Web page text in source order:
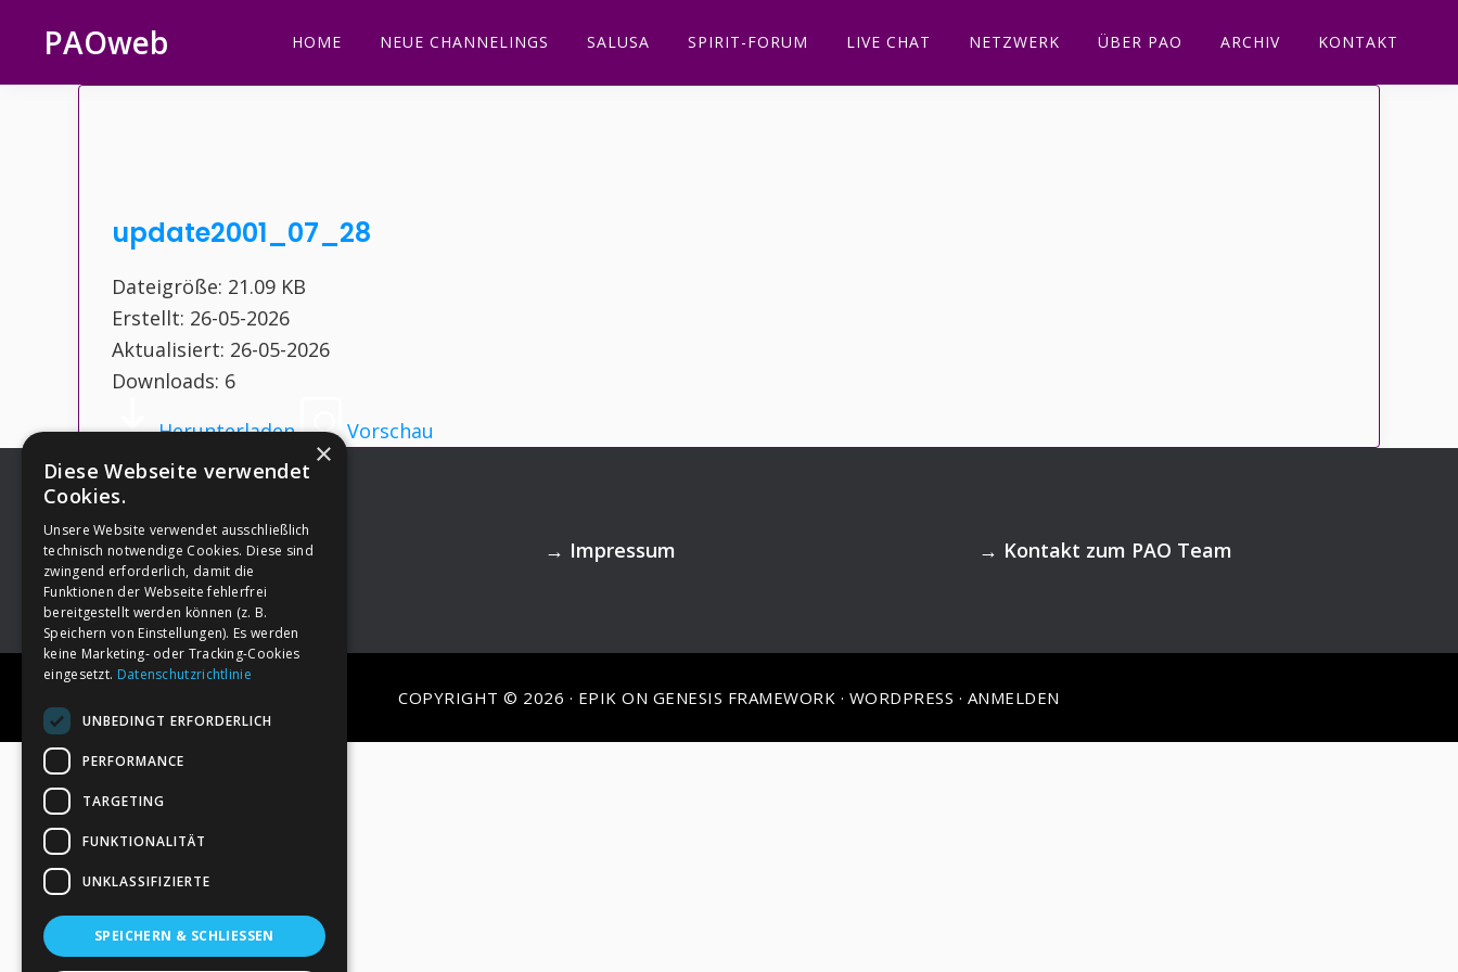
Hauptnavigation
springen
Inhalt
springen
Seitenspalte
springen
Fußzeile
springen
PAOweb HOME NEUE CHANNELINGS SALUSA SPIRIT-FORUM LIVE CHAT NETZWERK ÜBER PAO ARCHIV KONTAKT
update2001_07_28
Dateigröße: 21.09 KB
Erstellt: 26-05-2026
Aktualisiert: 26-05-2026
Downloads: 6
Herunterladen
Vorschau
Footer →Deine Spende → Impressum → Kontakt zum PAO Team
COPYRIGHT © 2026 · EPIK ON GENESIS FRAMEWORK · WORDPRESS · ANMELDEN
×
Diese Webseite verwendet
Cookies.
Unsere Website verwendet ausschließlich
technisch notwendige Cookies. Diese sind
zwingend erforderlich, damit die
Funktionen der Webseite fehlerfrei
bereitgestellt werden können (z. B.
Speichern von Einstellungen). Es werden
keine Marketing- oder Tracking-Cookies
eingesetzt. Datenschutzrichtlinie
UNBEDINGT ERFORDERLICH
PERFORMANCE
TARGETING
FUNKTIONALITÄT
UNKLASSIFIZIERTE
SPEICHERN & SCHLIESSEN